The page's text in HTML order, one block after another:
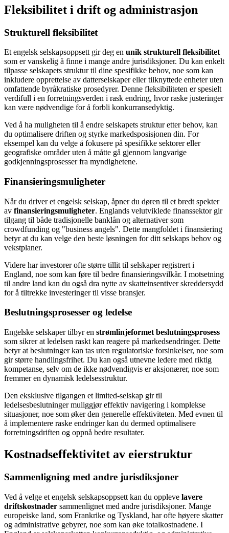
Fleksibilitet i drift og administrasjon
Strukturell fleksibilitet
Et engelsk selskapsoppsett gir deg en unik strukturell fleksibilitet
som er vanskelig å finne i mange andre jurisdiksjoner. Du kan enkelt
tilpasse selskapets struktur til dine spesifikke behov, noe som kan
inkludere opprettelse av datterselskaper eller tilknyttede enheter uten
omfattende byråkratiske prosedyrer. Denne fleksibiliteten er spesielt
verdifull i en forretningsverden i rask endring, hvor raske justeringer
kan være nødvendige for å forbli konkurransedyktig.
Ved å ha muligheten til å endre selskapets struktur etter behov, kan
du optimalisere driften og styrke markedsposisjonen din. For
eksempel kan du velge å fokusere på spesifikke sektorer eller
geografiske områder uten å måtte gå gjennom langvarige
godkjenningsprosesser fra myndighetene.
Finansieringsmuligheter
Når du driver et engelsk selskap, åpner du døren til et bredt spekter
av finansieringsmuligheter. Englands velutviklede finanssektor gir
tilgang til både tradisjonelle banklån og alternativer som
crowdfunding og "business angels". Dette mangfoldet i finansiering
betyr at du kan velge den beste løsningen for ditt selskaps behov og
vekstplaner.
Videre har investorer ofte større tillit til selskaper registrert i
England, noe som kan føre til bedre finansieringsvilkår. I motsetning
til andre land kan du også dra nytte av skatteinsentiver skreddersydd
for å tiltrekke investeringer til visse bransjer.
Beslutningsprosesser og ledelse
Engelske selskaper tilbyr en strømlinjeformet beslutningsprosess
som sikrer at ledelsen raskt kan reagere på markedsendringer. Dette
betyr at beslutninger kan tas uten regulatoriske forsinkelser, noe som
gir større handlingsfrihet. Du kan også utnevne ledere med riktig
kompetanse, selv om de ikke nødvendigvis er aksjonærer, noe som
fremmer en dynamisk ledelsesstruktur.
Den eksklusive tilgangen et limited-selskap gir til
ledelsesbeslutninger muliggjør effektiv navigering i komplekse
situasjoner, noe som øker den generelle effektiviteten. Med evnen til
å implementere raske endringer kan du dermed optimalisere
forretningsdriften og oppnå bedre resultater.
Kostnadseffektivitet av eierstruktur
Sammenligning med andre jurisdiksjoner
Ved å velge et engelsk selskapsoppsett kan du oppleve lavere
driftskostnader sammenlignet med andre jurisdiksjoner. Mange
europeiske land, som Frankrike og Tyskland, har ofte høyere skatter
og administrative gebyrer, noe som kan øke totalkostnadene. I